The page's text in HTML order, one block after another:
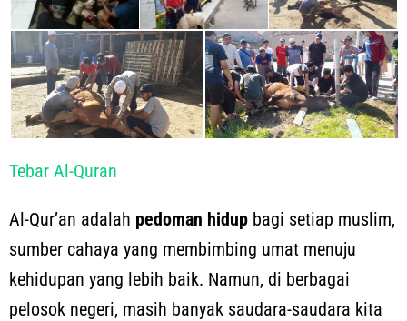
Tebar Al-Quran
Al-Qur’an adalah pedoman hidup bagi setiap muslim,
sumber cahaya yang membimbing umat menuju
kehidupan yang lebih baik. Namun, di berbagai
pelosok negeri, masih banyak saudara-saudara kita